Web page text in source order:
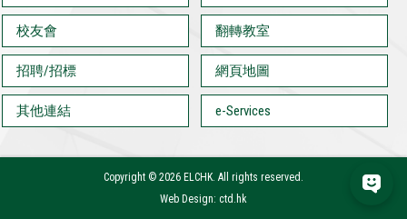
校友會 翻轉教室
招聘/招標 網頁地圖
其他連結 e-Services
Copyright © 2026 ELCHK. All rights reserved.
Web Design: ctd.hk